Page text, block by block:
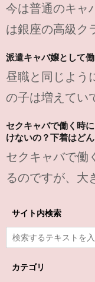
今は普通のキャ
は銀座の高級ク
派遣キャバ嬢として
昼職と同じよう
の子は増えてい
セクキャバで働く時
けないの？下着はど
セクキャバで働
るのですが、大
サイト内検索
カテゴリ